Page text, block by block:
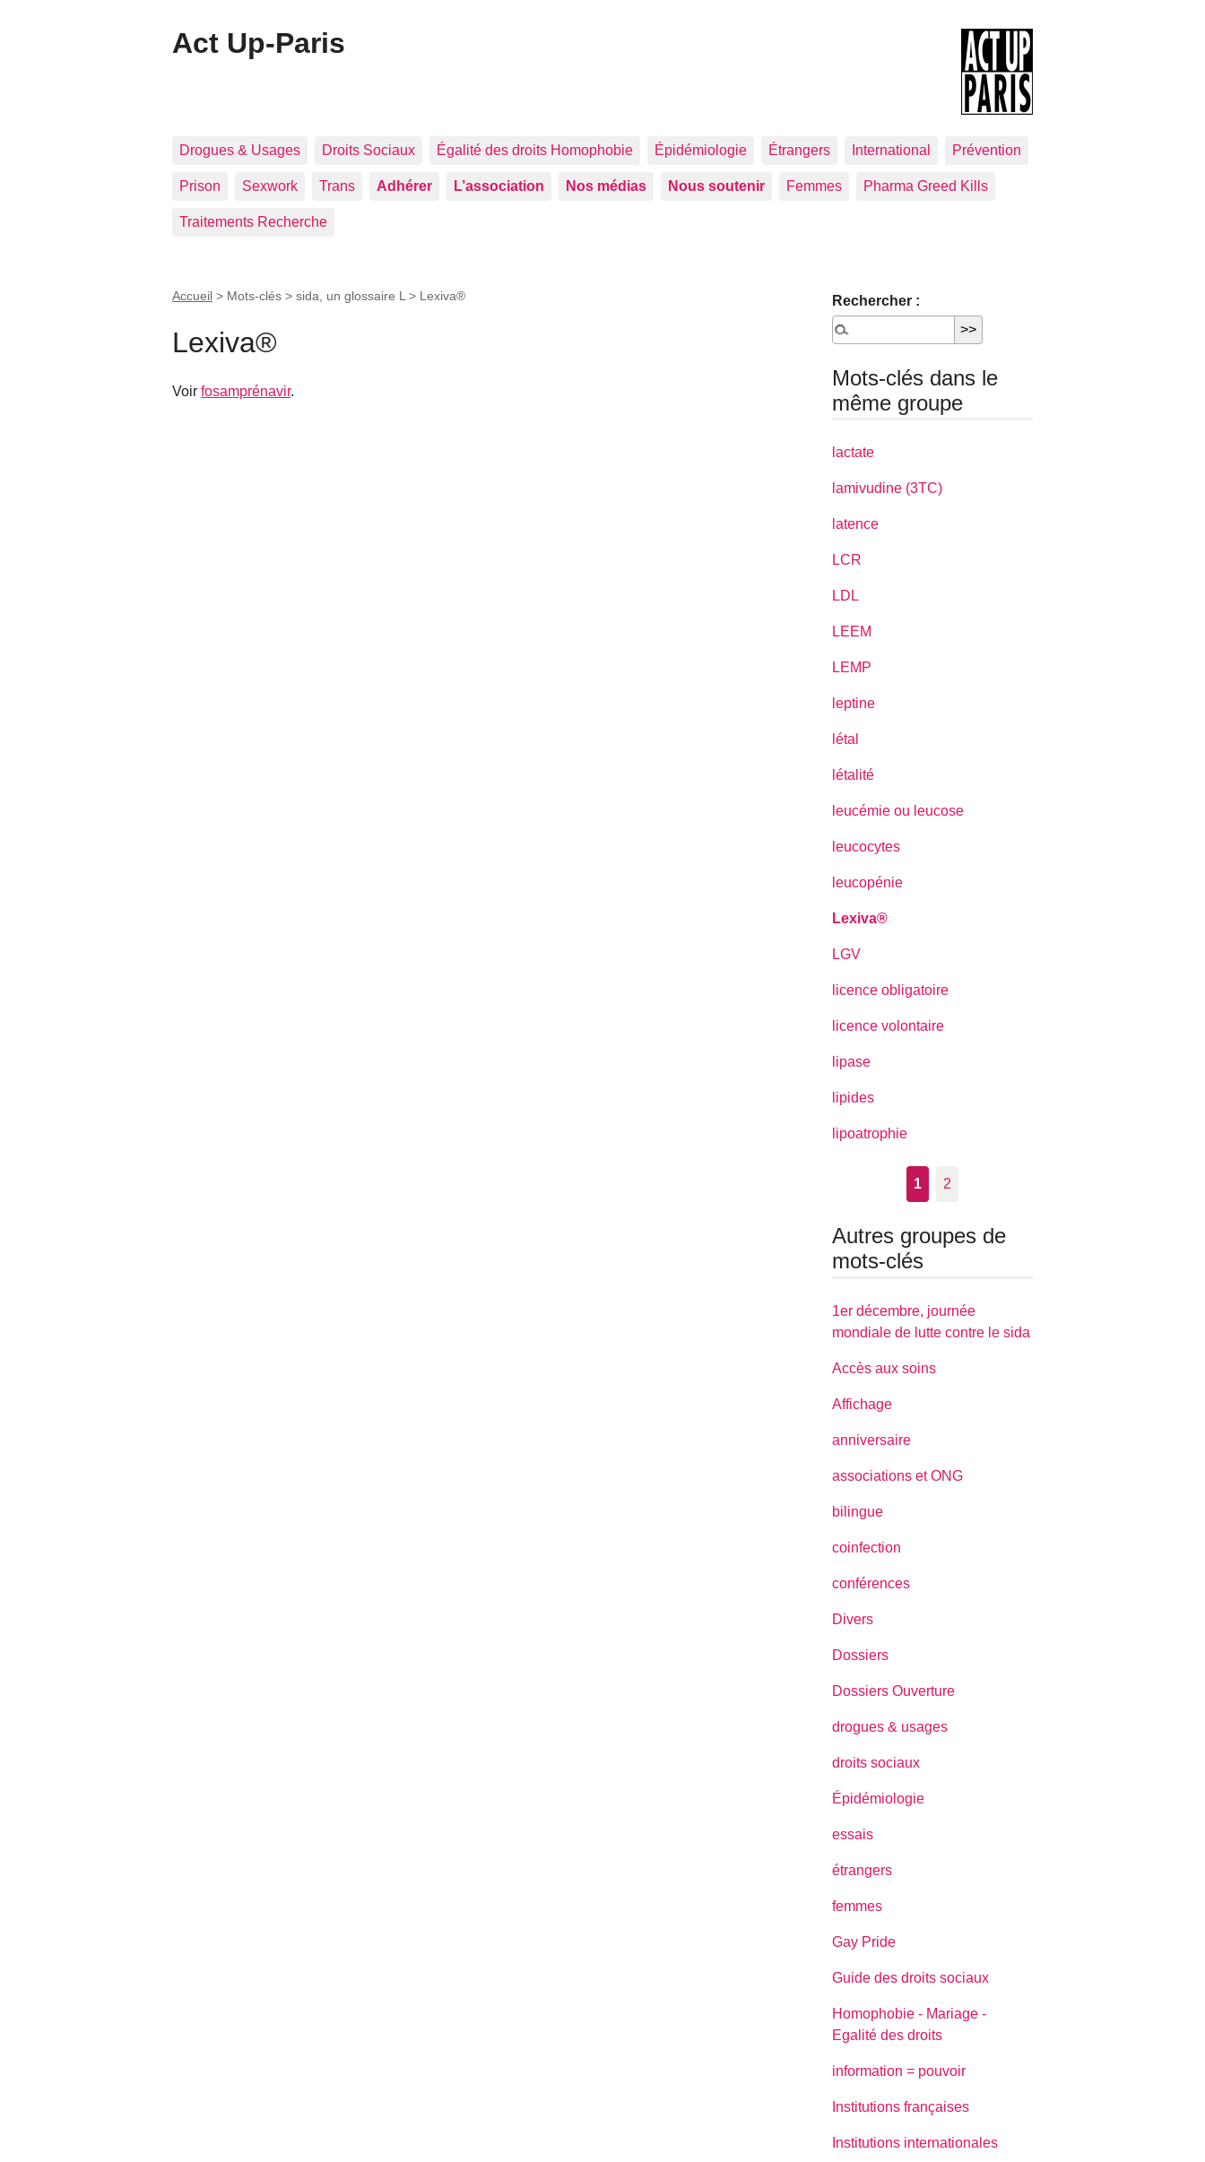
Act Up-Paris
Drogues & Usages Droits Sociaux Égalité des droits Homophobie Épidémiologie Étrangers International Prévention
Prison Sexwork Trans Adhérer L’association Nos médias Nous soutenir Femmes Pharma Greed Kills
Traitements Recherche
Accueil > Mots-clés > sida, un glossaire L > Lexiva®
Lexiva®
Voir fosamprénavir.
Rechercher :
Mots-clés dans le
même groupe
lactate
lamivudine (3TC)
latence
LCR
LDL
LEEM
LEMP
leptine
létal
létalité
leucémie ou leucose
leucocytes
leucopénie
Lexiva®
LGV
licence obligatoire
licence volontaire
lipase
lipides
lipoatrophie
1 2
Autres groupes de
mots-clés
1er décembre, journée
mondiale de lutte contre le sida
Accès aux soins
Affichage
anniversaire
associations et ONG
bilingue
coinfection
conférences
Divers
Dossiers
Dossiers Ouverture
drogues & usages
droits sociaux
Épidémiologie
essais
étrangers
femmes
Gay Pride
Guide des droits sociaux
Homophobie - Mariage -
Egalité des droits
information = pouvoir
Institutions françaises
Institutions internationales